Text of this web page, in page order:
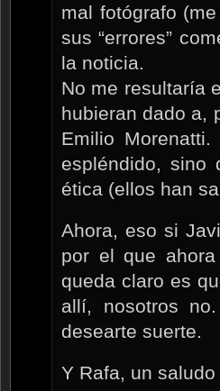
mal fotógrafo
sus “errores”
la noticia.
No me resultaría
hubieran dado a,
Emilio
espléndido, sino
ética (ellos han
Ahora, eso si
por el que ahora
queda claro es
allí, nosotros
desearte suerte.
Y Rafa, un saludo